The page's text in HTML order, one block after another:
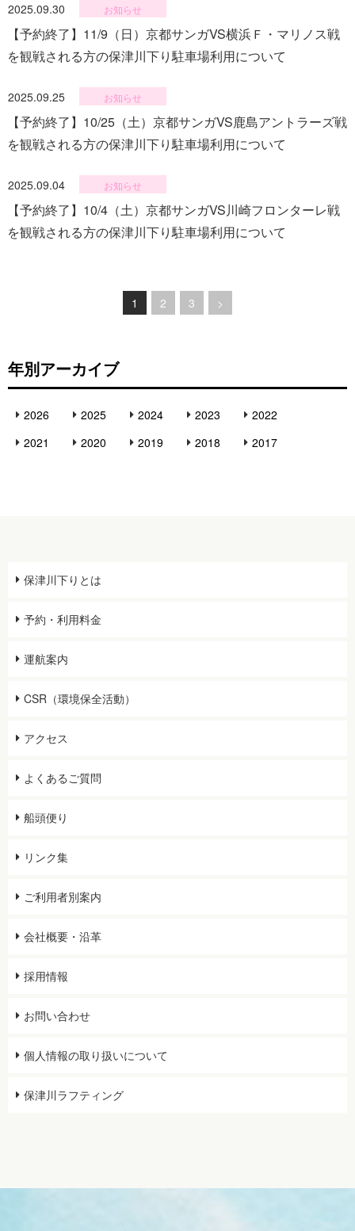
2025.09.30 お知らせ
【予約終了】11/9（日）京都サンガVS横浜Ｆ・マリノス戦
を観戦される方の保津川下り駐車場利用について
2025.09.25 お知らせ
【予約終了】10/25（土）京都サンガVS鹿島アントラーズ戦
を観戦される方の保津川下り駐車場利用について
2025.09.04 お知らせ
【予約終了】10/4（土）京都サンガVS川崎フロンターレ戦
を観戦される方の保津川下り駐車場利用について
ジ
へ
の
1 2 3 >
年別アーカイブ
2026 2025 2024 2023
2022
2021
2020 2019 2018 2017
保津川下りとは
予約・利用料金
運航案内
CSR（環境保全活動）
アクセス
よくあるご質問
船頭便り
リンク集
ご利用者別案内
会社概要・沿革
採用情報
お問い合わせ
個人情報の取り扱いについて
保津川ラフティング